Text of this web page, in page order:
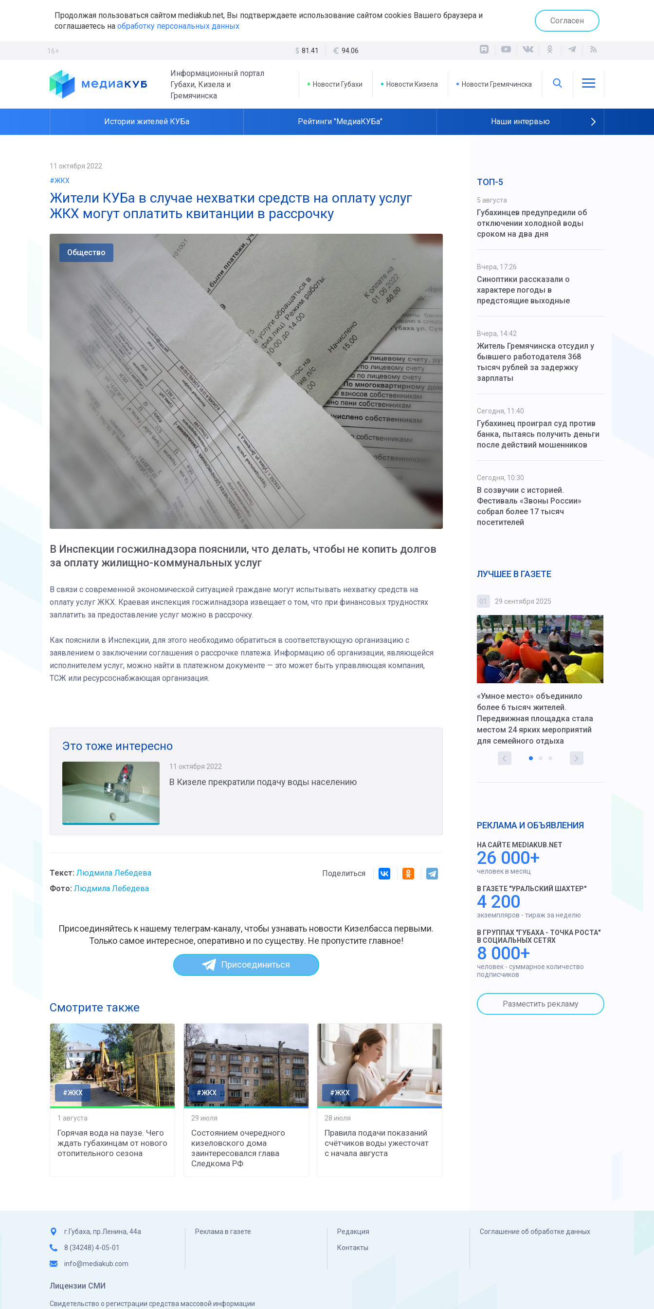
Продолжая пользоваться сайтом mediakub.net, Вы подтверждаете использование сайтом cookies Вашего браузера и
соглашаетесь на обработку персональных данных
Согласен
16+ 81.41 94.06
Информационный портал
Губахи, Кизела и
Гремячинска
Новости Губахи Новости Кизела Новости Гремячинска
Истории жителей КУБа Рейтинги "МедиаКУБа" Наши интервью
11 октября 2022
#ЖКХ
Жители КУБа в случае нехватки средств на оплату услуг
ЖКХ могут оплатить квитанции в рассрочку
Общество
В Инспекции госжилнадзора пояснили, что делать, чтобы не копить долгов
за оплату жилищно-коммунальных услуг
В связи с современной экономической ситуацией граждане могут испытывать нехватку средств на
оплату услуг ЖКХ. Краевая инспекция госжилнадзора извещает о том, что при финансовых трудностях
заплатить за предоставление услуг можно в рассрочку.
Как пояснили в Инспекции, для этого необходимо обратиться в соответствующую организацию с
заявлением о заключении соглашения о рассрочке платежа. Информацию об организации, являющейся
исполнителем услуг, можно найти в платежном документе — это может быть управляющая компания,
ТСЖ или ресурсоснабжающая организация.
Это тоже интересно
11 октября 2022
В Кизеле прекратили подачу воды населению
Текст: Людмила Лебедева
Фото: Людмила Лебедева
Поделиться
Присоединяйтесь к нашему телеграм-каналу, чтобы узнавать новости Кизелбасса первыми.
Только самое интересное, оперативно и по существу. Не пропустите главное!
Присоединиться
Смотрите также
#ЖКХ
1 августа
Горячая вода на паузе. Чего
ждать губахинцам от нового
отопительного сезона
#ЖКХ
29 июля
Состоянием очередного
кизеловского дома
заинтересовался глава
Следкома РФ
#ЖКХ
28 июля
Правила подачи показаний
счётчиков воды ужесточат
с начала августа
ТОП-5
5 августа
Губахинцев предупредили об
отключении холодной воды
сроком на два дня
Вчера, 17:26
Синоптики рассказали о
характере погоды в
предстоящие выходные
Вчера, 14:42
Житель Гремячинска отсудил у
бывшего работодателя 368
тысяч рублей за задержку
зарплаты
Сегодня, 11:40
Губахинец проиграл суд против
банка, пытаясь получить деньги
после действий мошенников
Сегодня, 10:30
В созвучии с историей.
Фестиваль «Звоны России»
собрал более 17 тысяч
посетителей
ЛУЧШЕЕ В ГАЗЕТЕ
03 4 октября 2025
реальностью свою детскую
01 29 сентября 2025
«Умное место» объединило
более 6 тысяч жителей.
Передвижная площадка стала
местом 24 ярких мероприятий
для семейного отдыха
РЕКЛАМА И ОБЪЯВЛЕНИЯ
НА САЙТЕ MEDIAKUB.NET
26 000+
человек в месяц
В ГАЗЕТЕ "УРАЛЬСКИЙ ШАХТЕР"
4 200
экземпляров - тираж за неделю
В ГРУППАХ "ГУБАХА - ТОЧКА РОСТА"
В СОЦИАЛЬНЫХ СЕТЯХ
8 000+
человек - суммарное количество
подписчиков
Разместить рекламу
г.Губаха, пр.Ленина, 44а
8 (34248) 4-05-01
info@mediakub.com
Реклама в газете Редакция
Контакты
Соглашение об обработке данных
Лицензии СМИ
Свидетельство о регистрации средства массовой информации